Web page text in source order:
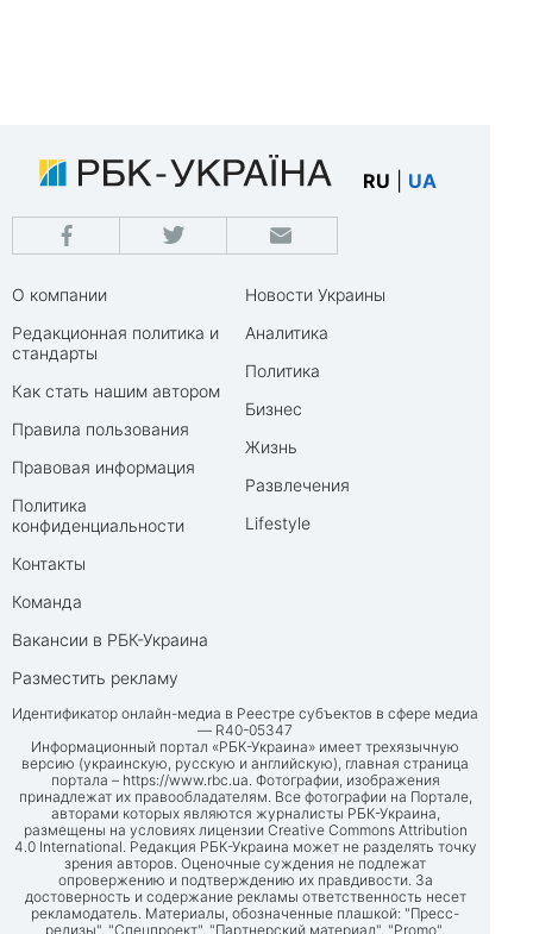
RU UA
О компании
Редакционная политика и
стандарты
Как стать нашим автором
Правила пользования
Правовая информация
Политика
конфиденциальности
Контакты
Команда
Вакансии в РБК-Украина
Разместить рекламу
Новости Украины
Аналитика
Политика
Бизнес
Жизнь
Развлечения
Lifestyle
Идентификатор онлайн-медиа в Реестре субъектов в сфере медиа
— R40-05347
Информационный портал «РБК-Украина» имеет трехязычную
версию (украинскую, русскую и английскую), главная страница
портала – https://www.rbc.ua. Фотографии, изображения
принадлежат их правообладателям. Все фотографии на Портале,
авторами которых являются журналисты РБК-Украина,
размещены на условиях лицензии Creative Commons Attribution
4.0 International. Редакция РБК-Украина может не разделять точку
зрения авторов. Оценочные суждения не подлежат
опровержению и подтверждению их правдивости. За
достоверность и содержание рекламы ответственность несет
рекламодатель. Материалы, обозначенные плашкой: "Пресс-
релизы", "Спецпроект", "Партнерский материал", "Promo",